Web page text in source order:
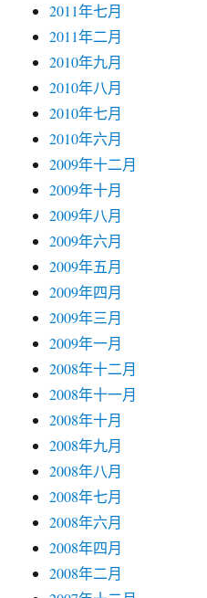
2011年七月
2011年二月
2010年九月
2010年八月
2010年七月
2010年六月
2009年十二月
2009年十月
2009年八月
2009年六月
2009年五月
2009年四月
2009年三月
2009年一月
2008年十二月
2008年十一月
2008年十月
2008年九月
2008年八月
2008年七月
2008年六月
2008年四月
2008年二月